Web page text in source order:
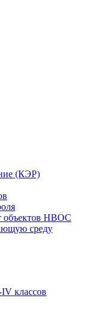
(КЭР)
объектов НВОС
среду
классов